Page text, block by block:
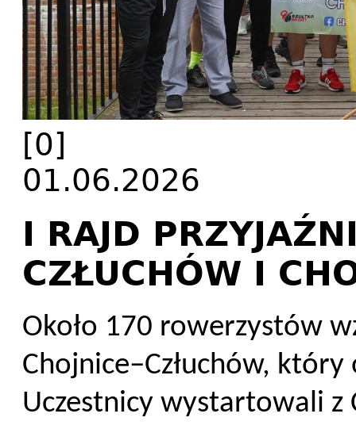
[0]
01.06.2026
I RAJD
CZŁUCHÓW I
Około 170 rowerzystów
Chojnice–Człuchów,
Uczestnicy wystartowali z